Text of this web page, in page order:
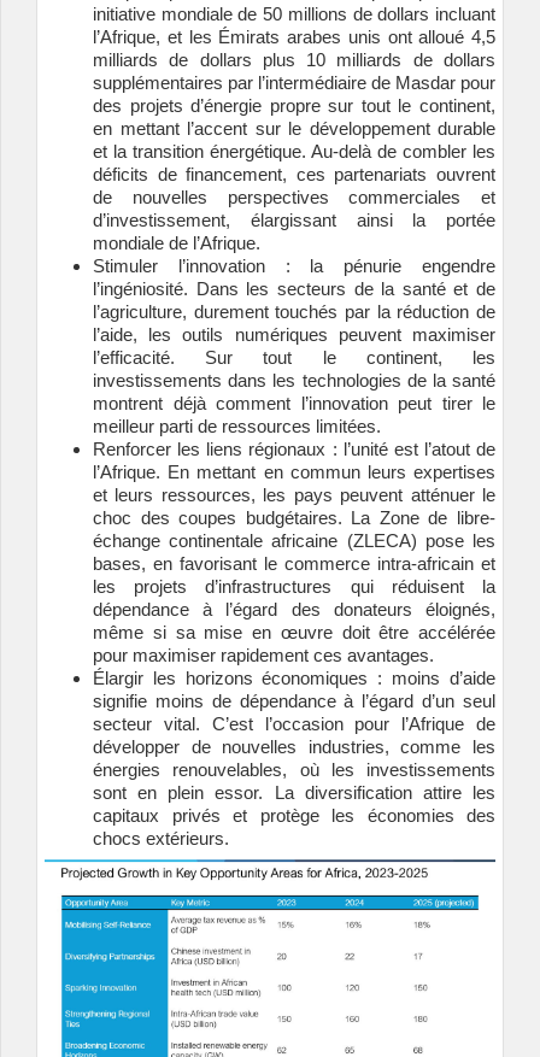
initiative mondiale de 50 millions de dollars incluant
l’Afrique, et les Émirats arabes unis ont alloué 4,5
milliards de dollars plus 10 milliards de dollars
supplémentaires par l’intermédiaire de Masdar pour
des projets d’énergie propre sur tout le continent,
en mettant l’accent sur le développement durable
et la transition énergétique. Au-delà de combler les
déficits de financement, ces partenariats ouvrent
de nouvelles perspectives commerciales et
d’investissement, élargissant ainsi la portée
mondiale de l’Afrique.
Stimuler l’innovation : la pénurie engendre
l’ingéniosité. Dans les secteurs de la santé et de
l’agriculture, durement touchés par la réduction de
l’aide, les outils numériques peuvent maximiser
l’efficacité. Sur tout le continent, les
investissements dans les technologies de la santé
montrent déjà comment l’innovation peut tirer le
meilleur parti de ressources limitées.
Renforcer les liens régionaux : l’unité est l’atout de
l’Afrique. En mettant en commun leurs expertises
et leurs ressources, les pays peuvent atténuer le
choc des coupes budgétaires. La Zone de libre-
échange continentale africaine (ZLECA) pose les
bases, en favorisant le commerce intra-africain et
les projets d’infrastructures qui réduisent la
dépendance à l’égard des donateurs éloignés,
même si sa mise en œuvre doit être accélérée
pour maximiser rapidement ces avantages.
Élargir les horizons économiques : moins d’aide
signifie moins de dépendance à l’égard d’un seul
secteur vital. C’est l’occasion pour l’Afrique de
développer de nouvelles industries, comme les
énergies renouvelables, où les investissements
sont en plein essor. La diversification attire les
capitaux privés et protège les économies des
chocs extérieurs.